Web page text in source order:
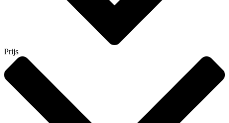
Prijs